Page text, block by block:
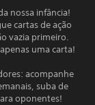
nossa infância!
cartas de ação
vazia primeiro.
uma carta!
acompanhe
suba de
oponentes!